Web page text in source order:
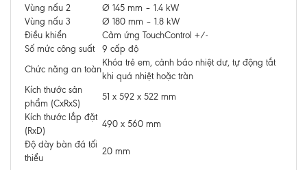
Vùng nấu 2
Ø 145 mm – 1.4 kW
Vùng nấu 3
Ø 180 mm – 1.8 kW
Điều khiển
Cảm ứng TouchControl +/-
Số mức công suất
9 cấp độ
Chức năng an toàn
Khóa trẻ em, cảnh báo nhiệt dư, tự động tắt
khi quá nhiệt hoặc tràn
Kích thước sản
phẩm (CxRxS)
51 x 592 x 522 mm
Kích thước lắp đặt
(RxD)
490 x 560 mm
Độ dày bàn đá tối
thiểu
20 mm